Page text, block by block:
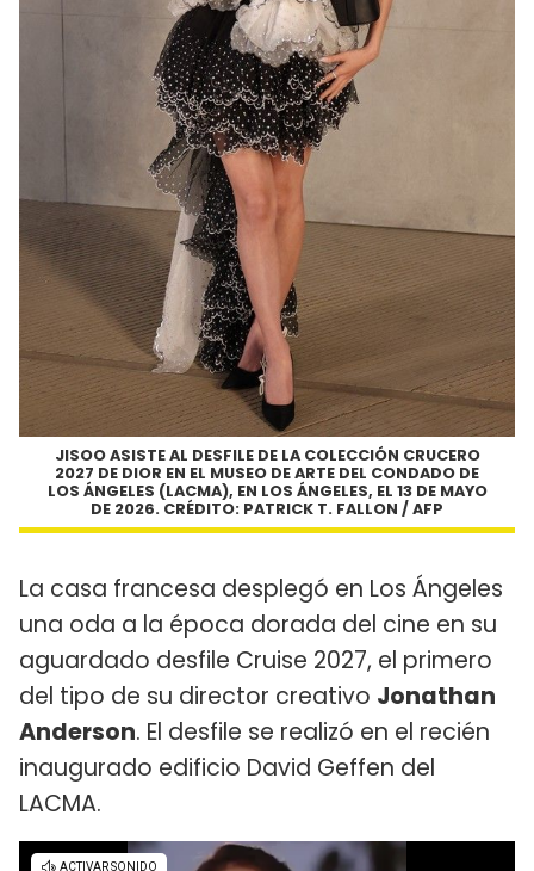
JISOO ASISTE AL DESFILE DE LA COLECCIÓN CRUCERO
2027 DE DIOR EN EL MUSEO DE ARTE DEL CONDADO DE
LOS ÁNGELES (LACMA), EN LOS ÁNGELES, EL 13 DE MAYO
DE 2026. CRÉDITO: PATRICK T. FALLON / AFP
La casa francesa desplegó en Los Ángeles
una oda a la época dorada del cine en su
aguardado desfile Cruise 2027, el primero
del tipo de su director creativo Jonathan
Anderson. El desfile se realizó en el recién
inaugurado edificio David Geffen del
LACMA.